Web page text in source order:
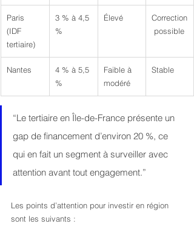
Paris
(IDF
tertiaire)
3 % à 4,5
%
Élevé
Correction
possible
Nantes
4 % à 5,5
%
Faible à
modéré
Stable
“Le tertiaire en Île-de-France présente un
gap de financement d’environ 20 %, ce
qui en fait un segment à surveiller avec
attention avant tout engagement.”
Les points d’attention pour investir en région
sont les suivants :